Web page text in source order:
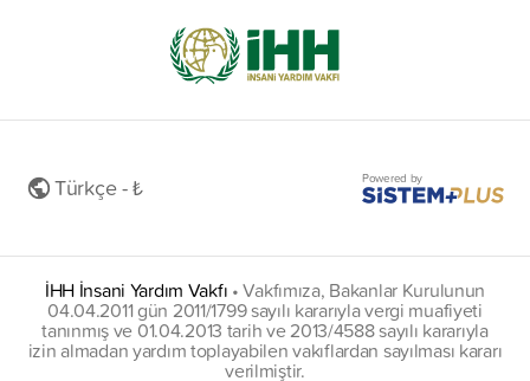
Türkçe - ₺ Powered by
İHH İnsani Yardım Vakfı •Vakfımıza, Bakanlar Kurulunun
04.04.2011 gün 2011/1799 sayılı kararıyla vergi muafiyeti
tanınmış ve 01.04.2013 tarih ve 2013/4588 sayılı kararıyla
izin almadan yardım toplayabilen vakıflardan sayılması kararı
verilmiştir.